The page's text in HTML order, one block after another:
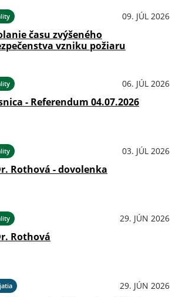
09. JÚL 2026
času zvýšeného
vzniku požiaru
06. JÚL 2026
- Referendum 04.07.2026
03. JÚL 2026
Rothová - dovolenka
29. JÚN 2026
Rothová
29. JÚN 2026